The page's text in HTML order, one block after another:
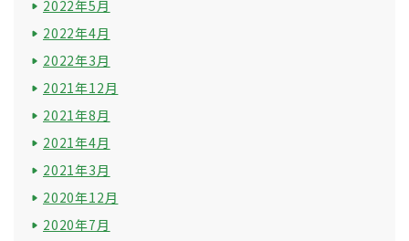
2022年5月
2022年4月
2022年3月
2021年12月
2021年8月
2021年4月
2021年3月
2020年12月
2020年7月